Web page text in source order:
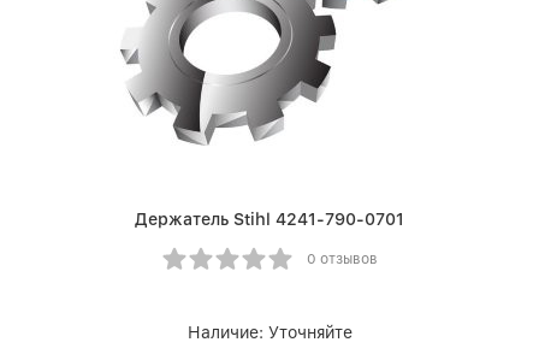
Держатель Stihl 4241-790-0701
0 отзывов
Наличие: Уточняйте